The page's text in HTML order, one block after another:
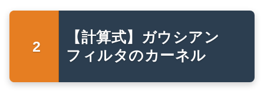
【計算式】ガウシアン
フィルタのカーネル